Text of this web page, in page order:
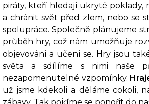
piráty, kteří hledají ukryté poklady,
a chránit svět před zlem, nebo se
spolupráce. Společně plánujeme
průběh hry, což nám umožňuje
objevování a učení se. Hry jsou
světa a sdílíme s nimi naše
nezapomenutelné vzpomínky.
už jsme kdekoli a děláme cokoli,